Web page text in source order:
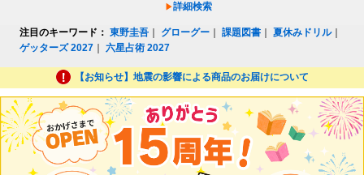
詳細検索
注目のキーワード： 東野圭吾 グローグー ｜課題図書 ｜夏休みドリル｜
ゲッターズ 2027 ｜六星占術 2027
【お知らせ】地震の影響による商品のお届けについて